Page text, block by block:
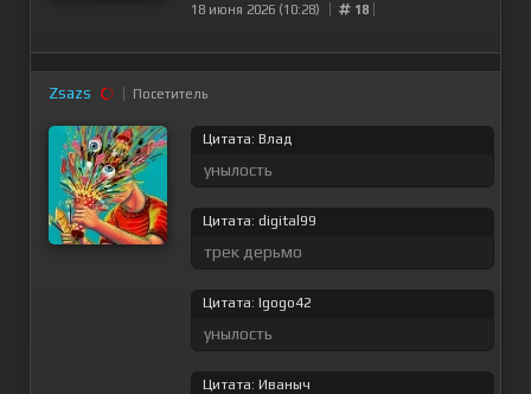
18 июня 2026 (10:28) 18
Zsazs Посетитель
Цитата: Влад
унылость
Цитата: digital99
трек дерьмо
Цитата: Igogo42
унылость
Цитата: Иваныч